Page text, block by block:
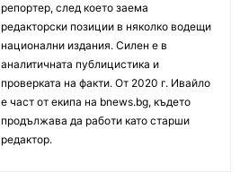
репортер, след което заема
редакторски позиции в няколко водещи
национални издания. Силен е в
аналитичната публицистика и
проверката на факти. От 2020 г. Ивайло
е част от екипа на bnews.bg, където
продължава да работи като старши
редактор.